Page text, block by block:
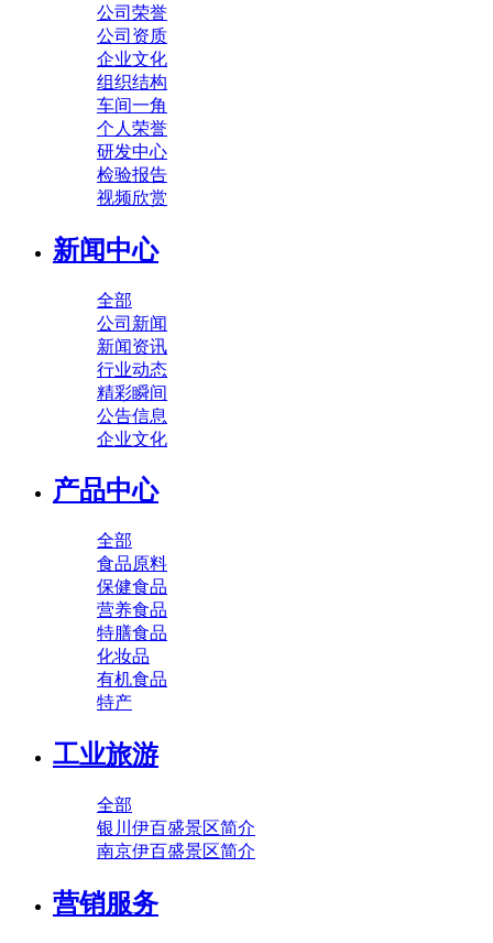
公司荣誉
公司资质
企业文化
组织结构
车间一角
个人荣誉
研发中心
检验报告
视频欣赏
新闻中心
全部
公司新闻
新闻资讯
行业动态
精彩瞬间
公告信息
企业文化
产品中心
全部
食品原料
保健食品
营养食品
特膳食品
化妆品
有机食品
特产
工业旅游
全部
银川伊百盛景区简介
南京伊百盛景区简介
营销服务